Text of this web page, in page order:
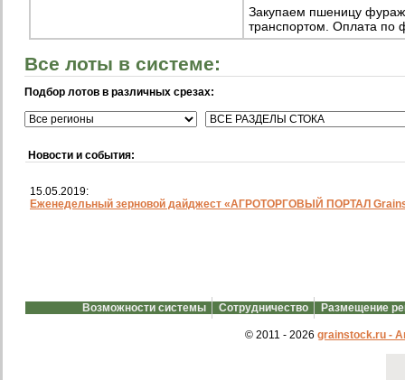
Закупаем пшеницу
транспортом. Оплата по
Все лоты в системе:
Подбор лотов в различных срезах:
Новости и события:
15.05.2019:
Еженедельный зерновой дайджест «АГРОТОРГОВЫЙ ПОРТАЛ
Возможности системы Сотрудничество Размещение
© 2011 - 2026 grainstock.ru -